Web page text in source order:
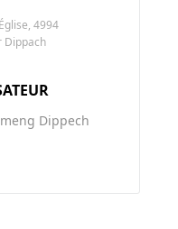
4994
Dippach
Dippech